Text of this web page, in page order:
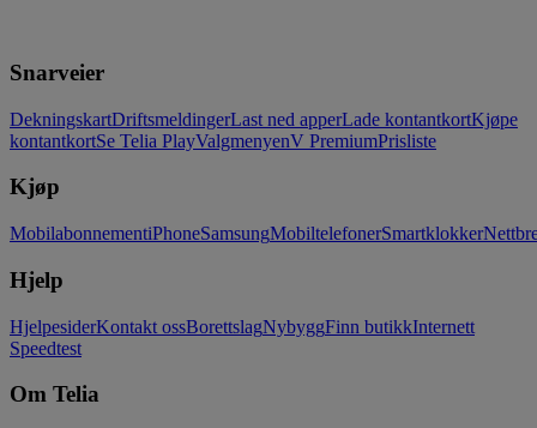
Snarveier
DekningskartDriftsmeldingerLast ned apperLade kontantkortKjøpe
kontantkortSe Telia PlayValgmenyenV PremiumPrisliste
Kjøp
MobilabonnementiPhoneSamsungMobiltelefonerSmartklokker
Hjelp
HjelpesiderKontakt ossBorettslagNybyggFinn butikkInternett
Speedtest
Om Telia